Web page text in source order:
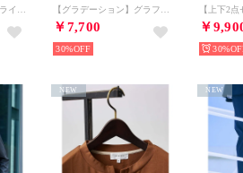
￥7,700
30%
￥
30%
NEW NEW